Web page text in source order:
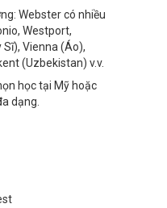
Webster có nhiều
Westport,
Sĩ), Vienna (Áo),
(Uzbekistan) v.v.
học tại Mỹ hoặc
dạng.